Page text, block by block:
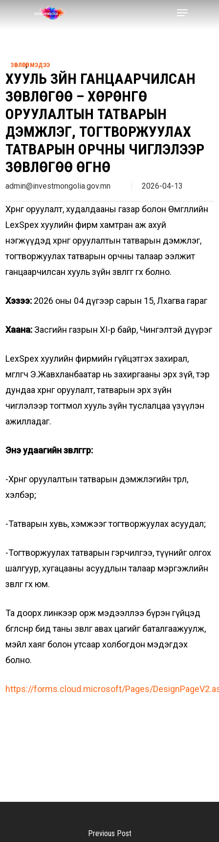
Menu
ЗӨВЛӨГӨӨ,МЭДЭЭ
ХУУЛЬ ЗҮЙН ГАНЦААРЧИЛСАН
ЗӨВЛӨГӨӨ – ХӨРӨНГӨ
ОРУУЛАЛТЫН ТАТВАРЫН
ДЭМЖЛЭГ, ТОГТВОРЖУУЛАХ
ТАТВАРЫН ОРЧНЫ ЧИГЛЭЛЭЭР
ЗӨВЛӨГӨӨ ӨГНӨ
admin@investmongolia.gov.mn 2026-04-13
Хөрөнгө оруулалт, худалдааны газар болон Өмгөөллийн
LexSpex хуулийн фирм хамтран аж ахуй
нэгжүүдэд хөрөнгө оруулалтын татварын дэмжлэг,
тогтворжуулах татварын орчны талаар ээлжит
ганцаарчилсан хууль зүйн зөвлөгөөг өгөх болно.
Хэзээ: 2026 оны 04 дүгээр сарын 15, Лхагва гараг
Хаана: Засгийн газрын XI-р байр, Чингэлтэй дүүрэг
LexSpex хуулийн фирмийн гүйцэтгэх захирал,
өмгөөлөгч Э.Жавхланбаатар нь захиргааны эрх зүй, тэр
дундаа хөрөнгө оруулалт, татварын эрх зүйн
чиглэлээр тогтмол хууль зүйн туслалцаа үзүүлэн
ажилладаг.
Энэ удаагийн зөвлөгөөгөөр:
-Хөрөнгө оруулалтын татварын дэмжлэгийн төрөл,
хэлбэр;
-Татварын хувь, хэмжээг тогтворжуулах асуудал;
-Тогтворжуулах татварын гэрчилгээ, түүнийг олгох
шалгуур, хугацааны асуудлын талаар мэргэжлийн
зөвлөгөө өгөх юм.
Та доорх линкээр орж мэдээллээ бүрэн гүйцэд
бөглөснөөр бид таны зөвлөгөө авах цагийг баталгаажуулж,
мэйл хаяг болон утсаар холбогдон мэдэгдэх
болно.
https://forms.cloud.microsoft/Pages/
Previous Post